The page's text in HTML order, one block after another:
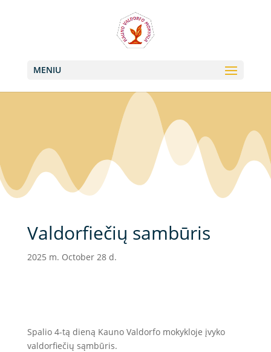
MENIU
Valdorfiečių sambūris
2025 m. October 28 d.
Spalio 4-tą dieną Kauno Valdorfo mokykloje įvyko
valdorfiečių sąmbūris.